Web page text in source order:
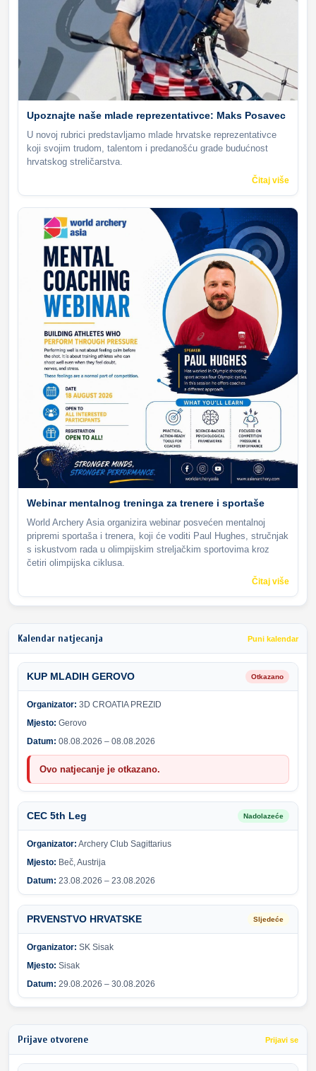
Upoznajte naše mlade reprezentativce: Maks Posavec
U novoj rubrici predstavljamo mlade hrvatske reprezentativce
koji svojim trudom, talentom i predanošću grade budućnost
hrvatskog streličarstva.
Čitaj više
Webinar mentalnog treninga za trenere i sportaše
World Archery Asia organizira webinar posvećen mentalnoj
pripremi sportaša i trenera, koji će voditi Paul Hughes, stručnjak
s iskustvom rada u olimpijskim streljačkim sportovima kroz
četiri olimpijska ciklusa.
Čitaj više
Kalendar natjecanja Puni kalendar
KUP MLADIH GEROVO Otkazano
Organizator: 3D CROATIA PREZID
Mjesto: Gerovo
Datum: 08.08.2026 – 08.08.2026
Ovo natjecanje je otkazano.
CEC 5th Leg Nadolazeće
Organizator: Archery Club Sagittarius
Mjesto: Beč, Austrija
Datum: 23.08.2026 – 23.08.2026
PRVENSTVO HRVATSKE Sljedeće
Organizator: SK Sisak
Mjesto: Sisak
Datum: 29.08.2026 – 30.08.2026
Prijave otvorene Prijavi se